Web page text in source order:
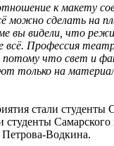
к макету
можно сделать на
вы видели, что
Профессия
потому что свет и
только на
стали студенты
студенты Самарского
Водкина.